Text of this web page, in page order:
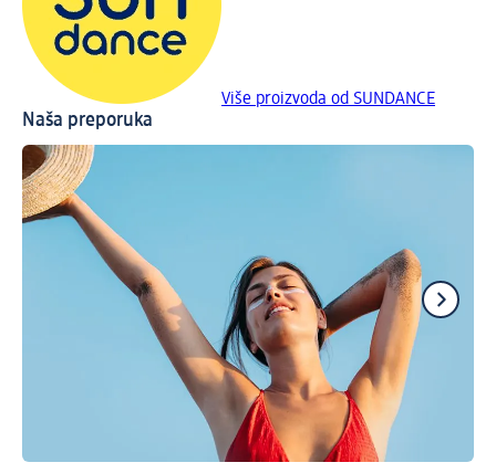
Više proizvoda od SUNDANCE
Naša preporuka